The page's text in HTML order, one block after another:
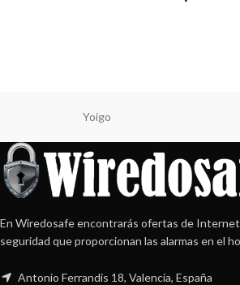
Yoigo
En Wiredosafe encontrarás ofertas de
seguridad que proporcionan las alarmas en el
Antonio Ferrandis 18, Valencia, España